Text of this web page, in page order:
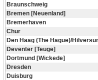
Braunschweig
Bremen [Neuenland]
Bremerhaven
Chur
Den Haag (The Hague)/
Deventer [Teuge]
Dortmund [Wickede]
Dresden
Duisburg